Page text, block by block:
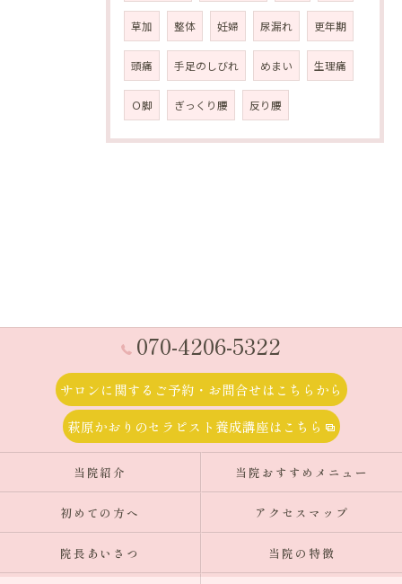
草加 整体 妊婦 尿漏れ 更年期
頭痛 手足のしびれ めまい 生理痛
Ｏ脚 ぎっくり腰 反り腰
070-4206-5322
サロンに関するご予約・お問合せはこちらから
萩原かおりのセラピスト養成講座はこちら
当院紹介 当院おすすめメニュー
初めての方へ アクセスマップ
院長あいさつ 当院の特徴